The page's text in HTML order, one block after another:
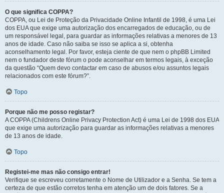
O que significa COPPA?
COPPA, ou Lei de Proteção da Privacidade Online Infantil de 1998, é uma Lei
dos EUA que exige uma autorização dos encarregados de educação, ou de
um responsável legal, para guardar as informações relativas a menores de 13
anos de idade. Caso não saiba se isso se aplica a si, obtenha
aconselhamento legal. Por favor, esteja ciente de que nem o phpBB Limited
nem o fundador deste fórum o pode aconselhar em termos legais, à exceção
da questão “Quem devo contactar em caso de abusos e/ou assuntos legais
relacionados com este fórum?”.
Topo
Porque não me posso registar?
A COPPA (Childrens Online Privacy Protection Act) é uma Lei de 1998 dos EUA
que exige uma autorização para guardar as informações relativas a menores
de 13 anos de idade.
Topo
Registei-me mas não consigo entrar!
Verifique se escreveu corretamente o Nome de Utilizador e a Senha. Se tem a
certeza de que estão corretos tenha em atenção um de dois fatores. Se a